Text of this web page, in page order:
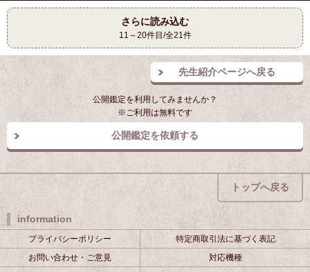
さらに読み込む
11～20件目/全21件
先生紹介ページへ戻る
公開鑑定を利用してみませんか？
※ご利用は無料です
公開鑑定を依頼する
トップへ戻る
information
プライバシーポリシー
特定商取引法に基づく表記
お問い合わせ・ご意見
対応機種